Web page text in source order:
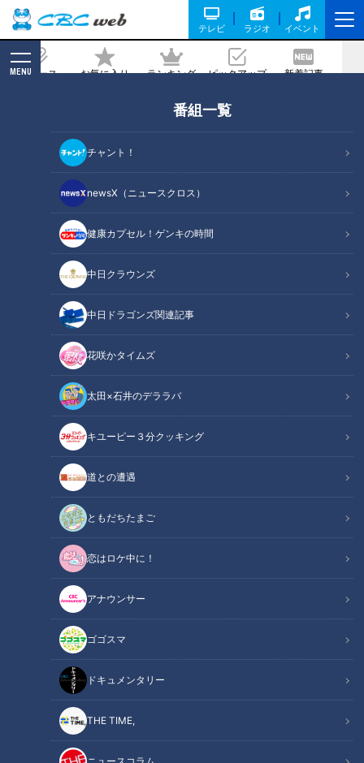
テレビ ラジオ イベント
ニュース お気に入り ランキング ピックアップ 新着記事
MENU
番組一覧
チャント！
newsX（ニュースクロス）
健康カプセル！ゲンキの時間
中日クラウンズ
中日ドラゴンズ関連記事
花咲かタイムズ
太田×石井のデララバ
キユーピー３分クッキング
道との遭遇
ともだちたまご
恋はロケ中に！
アナウンサー
ゴゴスマ
ドキュメンタリー
THE TIME,
ニュースコラム
のうな玉ひつまぶし！人気海鮮料理店
「サカナファクトリー」の2号店が柳橋
中央市場近くにオープン！
記事に戻る
CBCテレビ：画像「デララバ」
この記事の画像 （全16枚）